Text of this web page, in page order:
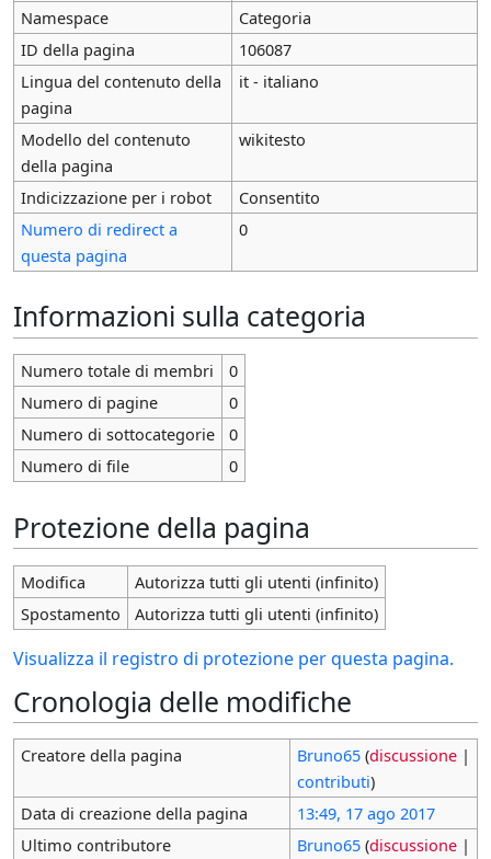
Namespace
Categoria
ID della pagina
106087
Lingua del contenuto della
pagina
it - italiano
Modello del contenuto
della pagina
wikitesto
Indicizzazione per i robot
Consentito
Numero di redirect a
questa pagina
0
Informazioni sulla categoria
Numero totale di membri
0
Numero di pagine
0
Numero di sottocategorie
0
Numero di file
0
Protezione della pagina
Modifica
Autorizza tutti gli utenti (infinito)
Spostamento
Autorizza tutti gli utenti (infinito)
Visualizza il registro di protezione per questa pagina.
Cronologia delle modifiche
Creatore della pagina Bruno65 (discussione|
contributi)
Data di creazione della pagina
13:49, 17 ago 2017
Ultimo contributore
Bruno65 (discussione|